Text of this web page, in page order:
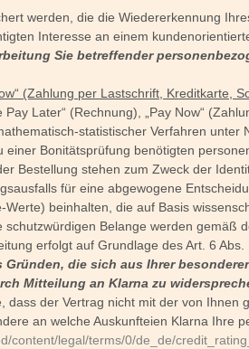
werden, die die Wiedererkennung
Interesse an einem
Sie betreffender
(Zahlung per Lastschrift, Kreditkarte,
Later“ (Rechnung), „Pay Now“
statistischer Verfahren unter
Bonitätsprüfung benötigten
Bestellung stehen zum Zweck der
für eine abgewogene
Werte) beinhalten, die auf Basis
Belange werden gemäß
erfolgt auf Grundlage des Art. 6
Gründen, die sich aus Ihrer
Mitteilung an Klarna zu
dass der Vertrag nicht mit der von Ihnen
an welche Auskunfteien Klarna Ihre
content/legal/terms/0/de_de/